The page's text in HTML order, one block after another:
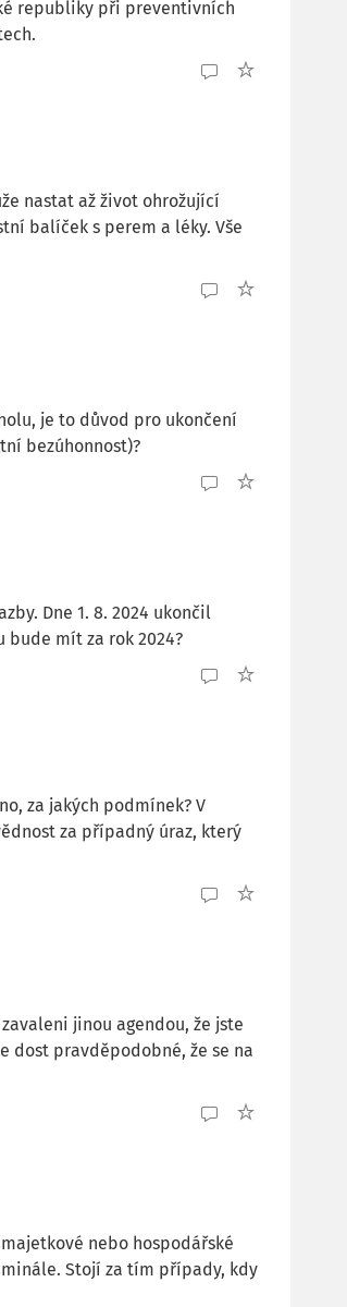
republiky při preventivních
nastat až život ohrožující
balíček s perem a léky. Vše
je to důvod pro ukončení
bezúhonnost)?
Dne 1. 8. 2024 ukončil
bude mít za rok 2024?
za jakých podmínek? V
za případný úraz, který
jinou agendou, že jste
dost pravděpodobné, že se na
nebo hospodářské
Stojí za tím případy, kdy